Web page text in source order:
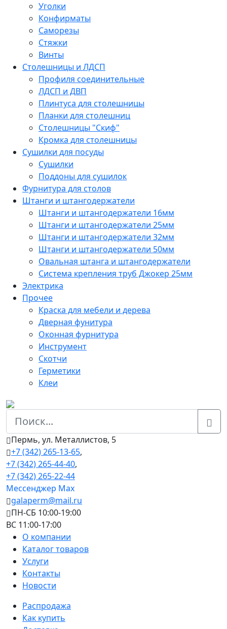
Уголки
Конфирматы
Саморезы
Стяжки
Винты
Столешницы и ЛДСП
Профиля соединительные
ЛДСП и ДВП
Плинтуса для столешницы
Планки для столешниц
Столешницы "Скиф"
Кромка для столешницы
Сушилки для посуды
Сушилки
Поддоны для сушилок
Фурнитура для столов
Штанги и штангодержатели
Штанги и штангодержатели 16мм
Штанги и штангодержатели 25мм
Штанги и штангодержатели 32мм
Штанги и штангодержатели 50мм
Овальная штанга и штангодержатели
Система крепления труб Джокер 25мм
Электрика
Прочее
Краска для мебели и дерева
Дверная фунитура
Оконная фурнитура
Инструмент
Скотчи
Герметики
Клеи
Пермь, ул. Металлистов, 5
+7 (342) 265-13-65,
+7 (342) 265-44-40,
+7 (342) 265-22-44
Мессенджер Мах
galaperm@mail.ru
ПН-СБ 10:00-19:00
ВС 11:00-17:00
О компании
Каталог товаров
Услуги
Контакты
Новости
Распродажа
Как купить